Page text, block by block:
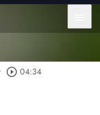
• play_circle_outline 04:34